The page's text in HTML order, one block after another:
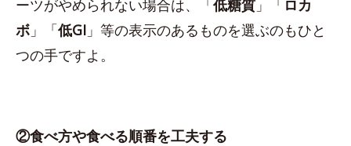
ーツがやめられない場合は、「低糖質 」「ロカ
ボ 」「低GI 」等の表示のあるものを選ぶのもひと
つの手ですよ。
②食べ方や食べる順番を工夫する